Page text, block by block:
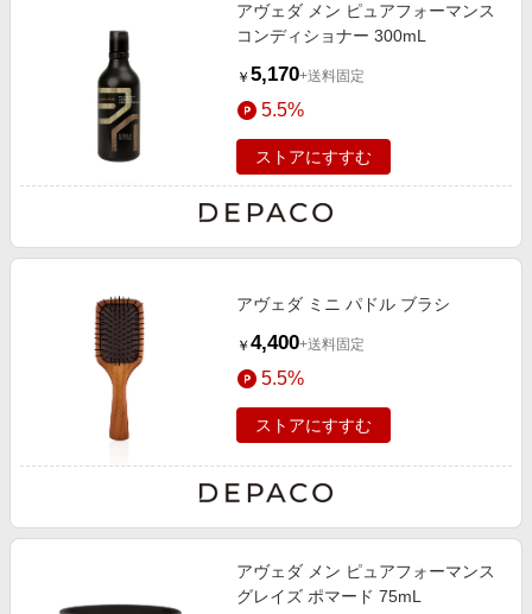
アヴェダ メン ピュアフォーマンス
コンディショナー 300mL
￥ 5,170+送料固定
5.5%
ストアにすすむ
アヴェダ ミニ パドル ブラシ
￥ 4,400+送料固定
5.5%
ストアにすすむ
アヴェダ メン ピュアフォーマンス
グレイズ ポマード 75mL